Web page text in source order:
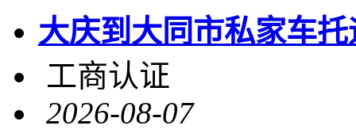
大庆到大同市私家车
工商认证
2026-08-07